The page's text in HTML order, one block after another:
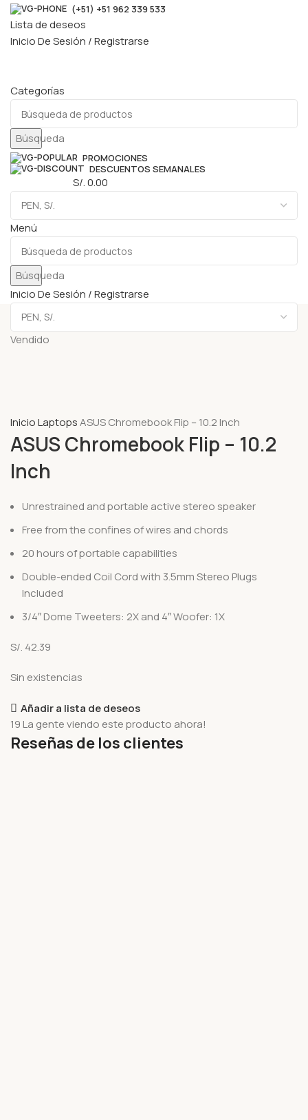
(+51) +51 962 339 533
Lista de deseos
Inicio De Sesión / Registrarse
Categorías
Búsqueda
PROMOCIONES
DESCUENTOS SEMANALES
S/.0.00
Menú
Búsqueda
Inicio De Sesión / Registrarse
Vendido
InicioLaptopsASUS Chromebook Flip – 10.2 Inch
ASUS Chromebook Flip – 10.2
Inch
Unrestrained and portable active stereo speaker
Free from the confines of wires and chords
20 hours of portable capabilities
Double-ended Coil Cord with 3.5mm Stereo Plugs
Included
3/4″ Dome Tweeters: 2X and 4″ Woofer: 1X
S/. 42.39
Sin existencias
Añadir a lista de deseos
19 La gente viendo este producto ahora!
Reseñas de los clientes